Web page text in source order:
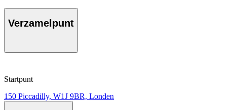
Verzamelpunt
Startpunt
150 Piccadilly, W1J 9BR, Londen